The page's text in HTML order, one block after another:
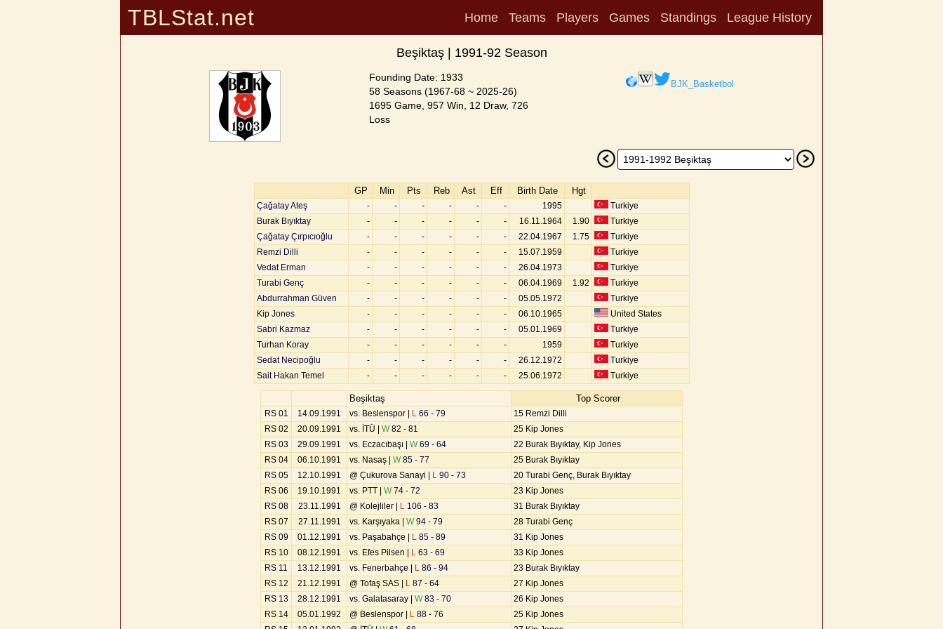
TBLStat.net Home Teams Players Games Standings League History
Beşiktaş | 1991-92 Season
Founding Date: 1933
58 Seasons (1967-68 ~ 2025-26)
1695 Game, 957 Win, 12 Draw, 726
Loss
BJK_Basketbol
GP Min Pts Reb Ast Eff Birth Date Hgt
Çağatay Ateş - - - - - - 1995
Turkiye
Burak Bıyıktay
- - - - - - 16.11.1964 1.90
Turkiye
Çağatay Çırpıcıoğlu
- - - - - - 22.04.1967 1.75
Turkiye
Remzi Dilli
- - - - - - 15.07.1959
Turkiye
Vedat Erman
- - - - - - 26.04.1973
Turkiye
Turabi Genç
- - - - - - 06.04.1969 1.92
Turkiye
Abdurrahman Güven
- - - - - - 05.05.1972
Turkiye
Kip Jones
- - - - - - 06.10.1965
United States
Sabri Kazmaz
- - - - - - 05.01.1969
Turkiye
Turhan Koray
- - - - - - 1959
Turkiye
Sedat Necipoğlu
- - - - - - 26.12.1972
Turkiye
Sait Hakan Temel
- - - - - - 25.06.1972 Turkiye
Beşiktaş Top Scorer
RS 01 14.09.1991 vs. Beslenspor | L 66 - 79
15 Remzi Dilli
RS 02
20.09.1991 vs. İTÜ | W82 - 81
25 Kip Jones
RS 03
29.09.1991 vs. Eczacıbaşı | W69 - 64
22 Burak Bıyıktay, Kip Jones
RS 04
06.10.1991 vs. Nasaş | W85 - 77
25 Burak Bıyıktay
RS 05
12.10.1991 @ Çukurova Sanayi | L 90 - 73
20 Turabi Genç, Burak Bıyıktay
RS 06
19.10.1991 vs. PTT | W74 - 72
23 Kip Jones
RS 08
23.11.1991 @ Kolejliler | L 106 - 83
31 Burak Bıyıktay
RS 07
27.11.1991 vs. Karşıyaka | W94 - 79
28 Turabi Genç
RS 09
01.12.1991 vs. Paşabahçe | L 85 - 89
31 Kip Jones
RS 10
08.12.1991 vs. Efes Pilsen | L 63 - 69
33 Kip Jones
RS 11
13.12.1991 vs. Fenerbahçe | L 86 - 94
23 Burak Bıyıktay
RS 12
21.12.1991 @ Tofaş SAS | L 87 - 64
27 Kip Jones
RS 13
28.12.1991 vs. Galatasaray | W83 - 70
26 Kip Jones
RS 14
05.01.1992 @ Beslenspor | L 88 - 76
25 Kip Jones